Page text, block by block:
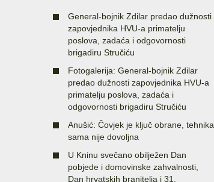
General-bojnik Zdilar predao dužnosti
zapovjednika HVU-a primatelju
poslova, zadaća i odgovornosti
brigadiru Stručiću
Fotogalerija: General-bojnik Zdilar
predao dužnosti zapovjednika HVU-a
primatelju poslova, zadaća i
odgovornosti brigadiru Stručiću
Anušić: Čovjek je ključ obrane, tehnika
sama nije dovoljna
U Kninu svečano obilježen Dan
pobjede i domovinske zahvalnosti,
Dan hrvatskih branitelja i 31.